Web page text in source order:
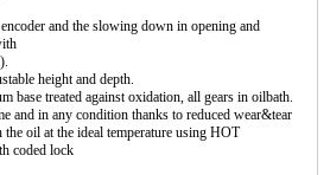
and the slowing down in opening and
height and depth.
base treated against oxidation, all gears in oilbath.
and in any condition thanks to reduced wear&tear
oil at the ideal temperature using HOT
coded lock